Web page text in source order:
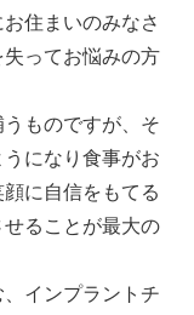
住まいのみなさ
ってお悩みの方
ものですが、そ
になり食事がお
に自信をもてる
ることが最大の
インプラントチ